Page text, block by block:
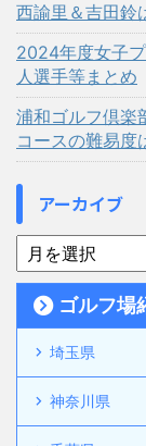
西諭里＆吉田鈴
2024年度女子
人選手等まとめ
浦和ゴルフ倶楽
コースの難易度
アーカイブ
ゴルフ場
埼玉県
神奈川県